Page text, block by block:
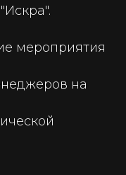
мероприятия
на